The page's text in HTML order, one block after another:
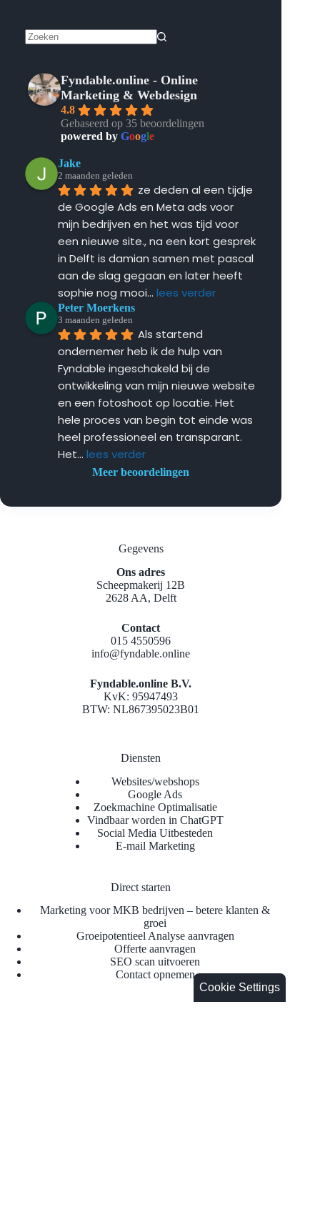
Cookie Settings
Fyndable.online - Online
Marketing & Webdesign
4.8
Gebaseerd op 35 beoordelingen
powered by Google
Jake
2 maanden geleden
ze deden al een tijdje
de Google Ads en Meta ads voor
mijn bedrijven en het was tijd voor
een nieuwe site., na een kort gesprek
in Delft is damian samen met pascal
aan de slag gegaan en later heeft
sophie nog mooi... lees verder
Peter Moerkens
3 maanden geleden
Als startend
ondernemer heb ik de hulp van
Fyndable ingeschakeld bij de
ontwikkeling van mijn nieuwe website
en een fotoshoot op locatie. Het
hele proces van begin tot einde was
heel professioneel en transparant.
Het... lees verder
Meer beoordelingen
Gegevens
Ons adres
Scheepmakerij 12B
2628 AA, Delft
Contact
015 4550596
info@fyndable.online
Fyndable.online B.V.
KvK: 95947493
BTW: NL867395023B01
Diensten
Websites/webshops
Google Ads
Zoekmachine Optimalisatie
Vindbaar worden in ChatGPT
Social Media Uitbesteden
E-mail Marketing
Direct starten
Marketing voor MKB bedrijven – betere klanten &
groei
Groeipotentieel Analyse aanvragen
Offerte aanvragen
SEO scan uitvoeren
Contact opnemen